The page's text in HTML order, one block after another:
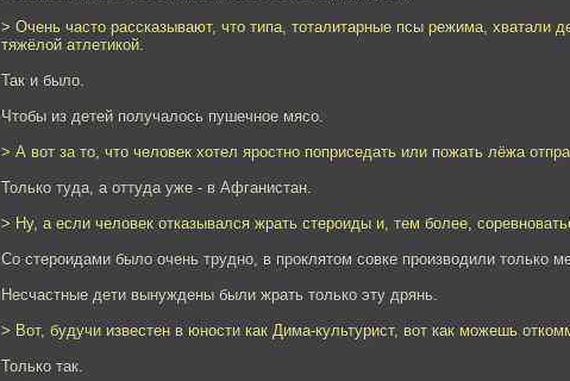
> Очень часто рассказывают, что типа, тоталитарные псы режима, хватали
тяжёлой атлетикой.
Так и было.
Чтобы из детей получалось пушечное мясо.
> А вот за то, что человек хотел яростно поприседать или пожать лёжа
Только туда, а оттуда уже - в Афганистан.
> Ну, а если человек отказывался жрать стероиды и, тем более,
Со стероидами было очень трудно, в проклятом совке производили только
Несчастные дети вынуждены были жрать только эту дрянь.
> Вот, будучи известен в юности как Дима-культурист, вот как можешь
Только так.